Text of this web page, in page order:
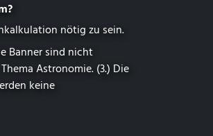
nötig zu sein.
Banner sind nicht
Astronomie. (3.) Die
keine